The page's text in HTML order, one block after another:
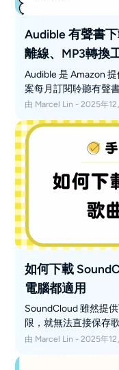
Audible 有聲書
離線、MP3轉換
Audible 是 Amazon
案每月訂閱聆聽有聲
但若你希望在 Audible
分割內容或把檔案轉
軟體這類第三方工具
由 Marcel Lin - 2025年12
如何下載
電腦都適用
SoundCloud 雖然提
限，就無法直接保存
WAV、FLAC 等高音
由 Marcel Lin - 2025年12